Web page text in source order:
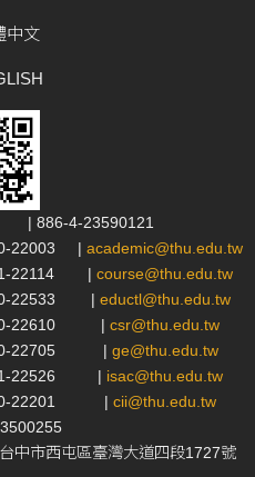
中文
| 886-4-23590121
22003 | academic@thu.edu.tw
22114 | course@thu.edu.tw
22533 | eductl@thu.edu.tw
22610 | csr@thu.edu.tw
22705 | ge@thu.edu.tw
22526 | isac@thu.edu.tw
22201 | cii@thu.edu.tw
中市西屯區臺灣大道四段1727號